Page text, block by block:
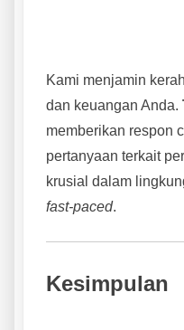
Kami menjamin
dan keuangan Anda.
memberikan respon
pertanyaan terkait
krusial dalam
fast-paced.
Kesimpulan